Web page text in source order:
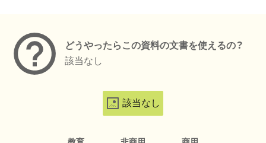
どうやったらこの資料の文書を使えるの？
該当なし
該当なし